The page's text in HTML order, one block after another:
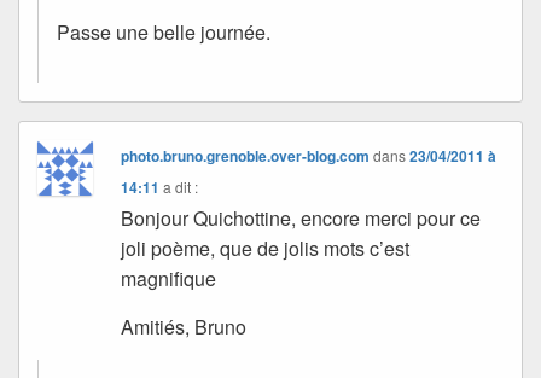
Passe une belle journée.
photo.bruno.grenoble.over-blog.com dans23/04/2011 à
14:11 a dit :
Bonjour Quichottine, encore merci pour ce
joli poème, que de jolis mots c’est
magnifique
Amitiés, Bruno